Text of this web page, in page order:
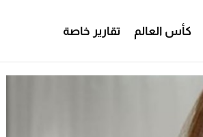
كأس العالم تقارير خاصة